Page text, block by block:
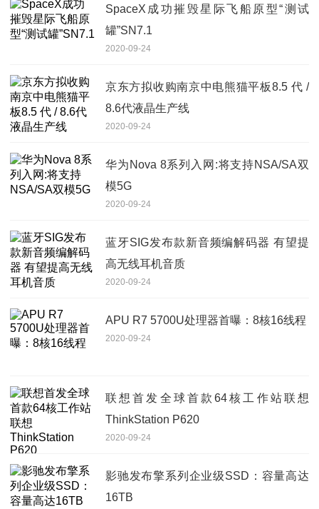
SpaceX成功摧毁星际飞船原型“测试
罐”SN7.1
2020-09-24
京东方拟收购南京中电熊猫平板8.5 代 /
8.6代液晶生产线
2020-09-24
华为Nova 8系列入网:将支持NSA/SA双
模5G
2020-09-24
蓝牙SIG发布款新音频编解码器 有望提
高无线耳机音质
2020-09-24
APU R7 5700U处理器首曝：8核16线程
2020-09-24
联想首发全球首款64核工作站联想
ThinkStation P620
2020-09-24
影驰发布擎系列企业级SSD：容量高达
16TB